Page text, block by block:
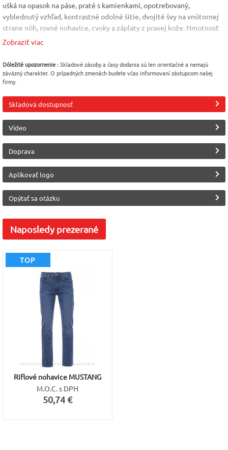
ušká na opasok na páse, praté s kamienkami, opotrebovaný,
vyblednutý vzhľad, kontrastné odolné šitie, dvojité švy na vnútornej
strane nôh, rovné nohavice, cvoky a záplaty z pravej kože. Hmotnosť
tkaniny: 12 oz/yd². Materiál: 70% denim + 28% polyester + 2% elastan
Veľkosť
46
Pohlavie
Pánske
Materiál
Elastan
Výrobca
INDUSTRIAL WEAR
(Payper)
Zobraziť viac
Dôležité upozornenie :Skladové zásoby a časy dodania sú len orientačné a nemajú
záväzný charakter. O prípadných zmenách budete včas informovaní zástupcom našej
firmy.
Skladová dostupnosť
Video
Doprava
Aplikovať logo
Opýtať sa otázku
Naposledyprezerané
TOP
Riflové nohavice MUSTANG
M.O.C. s DPH
50,74 €